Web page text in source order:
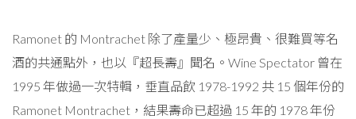
Ramonet 的 Montrachet 除了產量少、極昂貴、很難買等名
酒的共通點外，也以『超長壽』聞名。Wine Spectator 曾在
1995 年做過一次特輯，垂直品飲 1978-1992 共 15 個年份的
Ramonet Montrachet，結果壽命已超過 15 年的 1978 年份